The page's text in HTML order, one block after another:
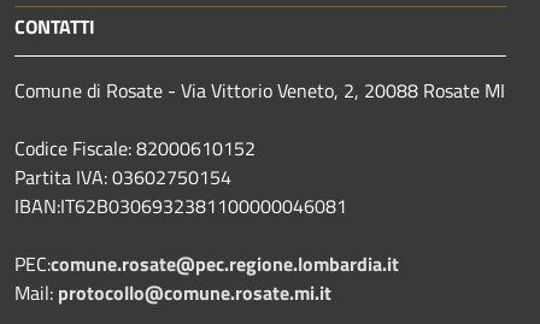
CONTATTI
Comune di Rosate - Via Vittorio Veneto, 2, 20088 Rosate MI
Codice Fiscale: 82000610152
Partita IVA: 03602750154
IBAN:IT62B0306932381100000046081
PEC:comune.rosate@pec.regione.lombardia.it
Mail: protocollo@comune.rosate.mi.it